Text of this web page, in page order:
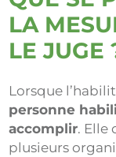
LA
LE JUGE
Lorsque
personne
accomplir. Elle
plusieurs